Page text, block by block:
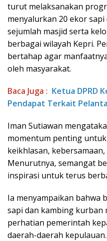
turut melaksanakan
menyalurkan 20 ekor
sejumlah masjid serta
berbagai wilayah Kepri.
bertahap agar
oleh masyarakat.
Baca Juga : Ketua DPRD
Pendapat Terkait
Iman Sutiawan
momentum penting
keikhlasan,
Menurutnya, semangat
inspirasi untuk terus
Ia menyampaikan bahwa
sapi dan kambing kurban
perhatian pemerintah
daerah-daerah